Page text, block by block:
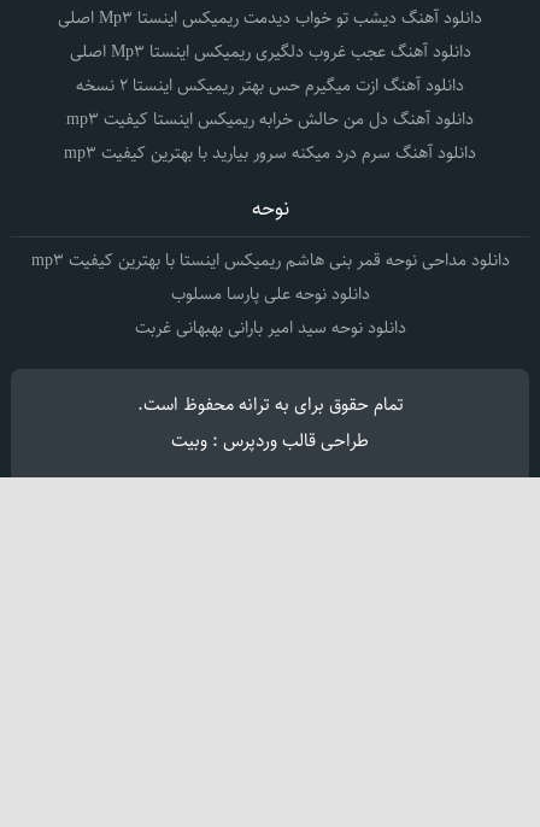
دانلود آهنگ دیشب تو خواب دیدمت ریمیکس اینستا Mp3 اصلی
دانلود آهنگ عجب غروب دلگیری ریمیکس اینستا Mp3 اصلی
دانلود آهنگ ازت میگیرم حس بهتر ریمیکس اینستا 2 نسخه
دانلود آهنگ دل من حالش خرابه ریمیکس اینستا کیفیت mp3
دانلود آهنگ سرم درد میکنه سرور بیارید با بهترین کیفیت mp3
نوحه
دانلود مداحی نوحه قمر بنی هاشم ریمیکس اینستا با بهترین کیفیت mp3
دانلود نوحه علی پارسا مسلوب
دانلود نوحه سید امیر بارانی بهبهانی غربت
تمام حقوق برای به ترانهمحفوظ است.
طراحی قالب وردپرس : وبیت